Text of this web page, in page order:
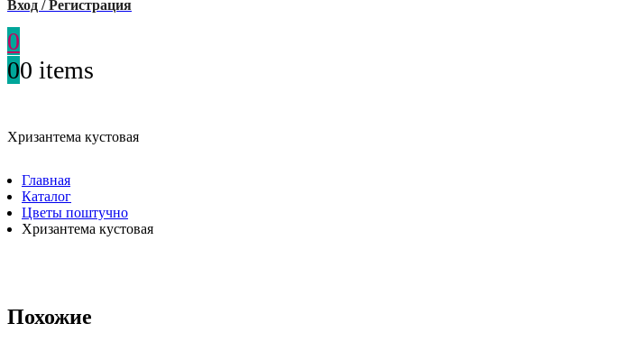
Вход / Регистрация
0
00 items
Хризантема кустовая
Главная
Каталог
Цветы поштучно
Хризантема кустовая
Похожие